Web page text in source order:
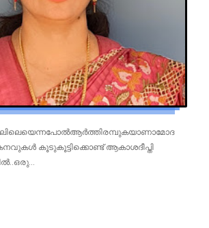
കൂടുകൂട്ടിക്കൊണ്ട് ആകാശദീപ്തി